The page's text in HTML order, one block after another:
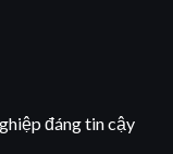
đáng tin cậy